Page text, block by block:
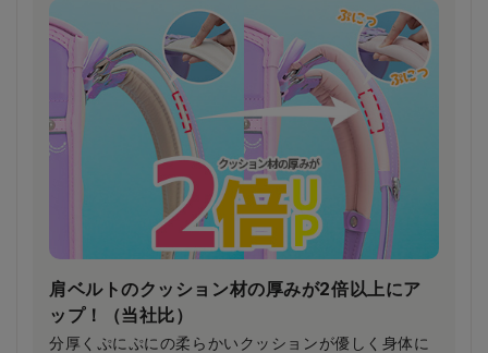
肩ベルトのクッション材の厚みが2倍以上にア
ップ！（当社比）
分厚くぷにぷにの柔らかいクッションが優しく身体に